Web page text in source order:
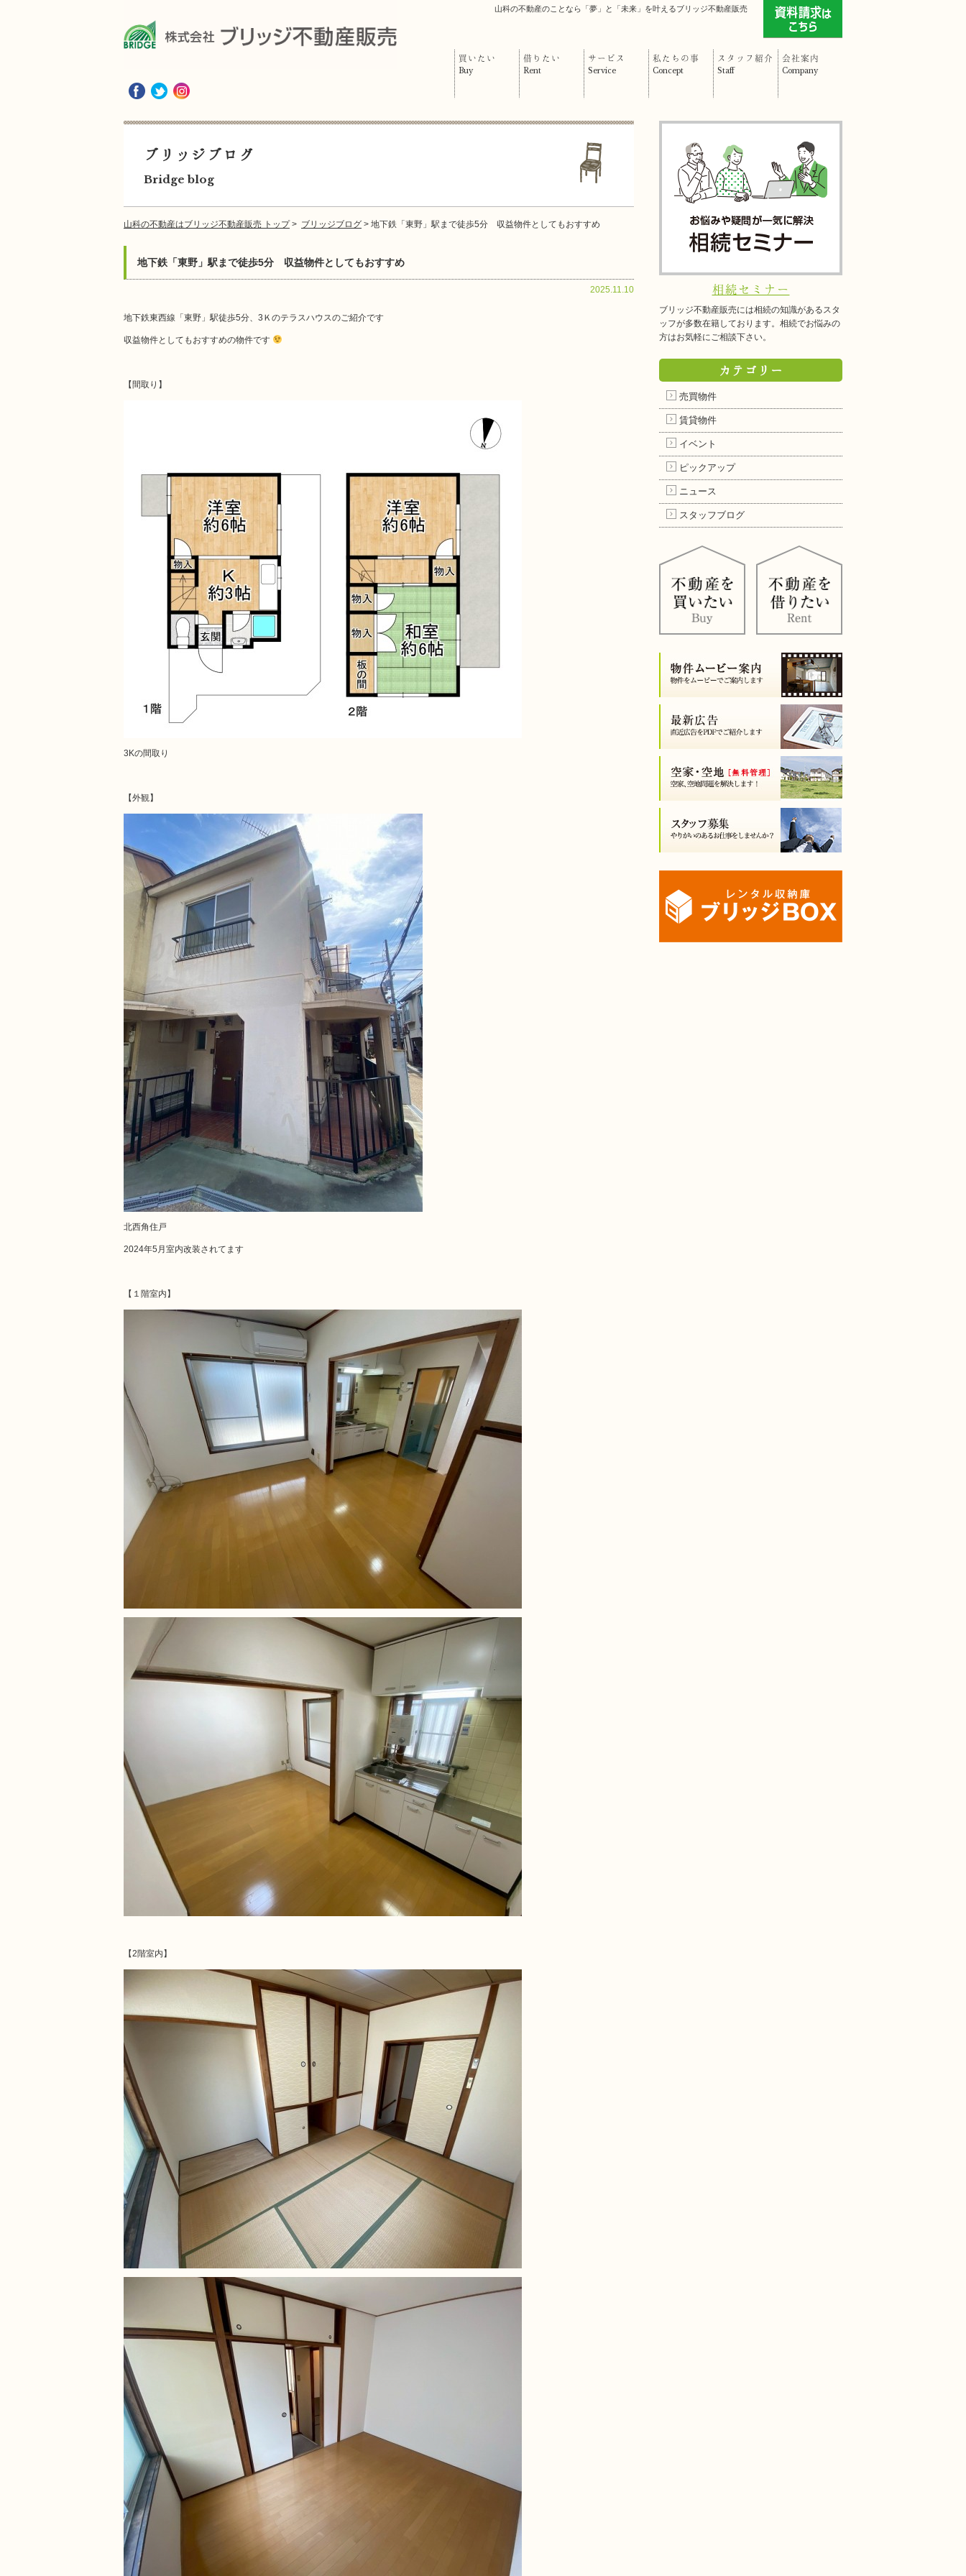
山科の不動産のことなら「夢」と「未来」を叶えるブリッジ不動産販売
買いたい
Buy
借りたい
Rent
サービス
Service
私たちの事
Concept
スタッフ紹介
Staff
会社案内
Company
ブリッジブログ
Bridge blog
山科の不動産はブリッジ不動産販売 トップ> ブリッジブログ > 地下鉄「東野」駅まで徒歩5分 収益物件としてもおすすめ
地下鉄「東野」駅まで徒歩5分 収益物件としてもおすすめ
2025.11.10
地下鉄東西線「東野」駅徒歩5分、3Ｋのテラスハウスのご紹介です
収益物件としてもおすすめの物件です
【間取り】
3Kの間取り
【外観】
北西角住戸
2024年5月室内改装されてます
【１階室内】
【2階室内】
相続セミナー
ブリッジ不動産販売には相続の知識があるスタ
ッフが多数在籍しております。相続でお悩みの
方はお気軽にご相談下さい。
カテゴリー
売買物件
賃貸物件
イベント
ピックアップ
ニュース
スタッフブログ